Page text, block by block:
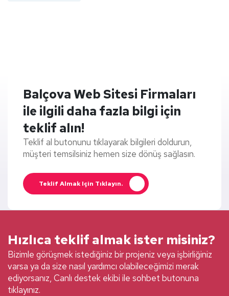
Balçova Web Sitesi Firmaları
ile ilgili daha fazla bilgi için
teklif alın!
Teklif al butonunu tıklayarak bilgileri doldurun,
müşteri temsilsiniz hemen size dönüş sağlasın.
Teklif Almak Için Tıklayın.
Hızlıca teklif almak ister misiniz?
Bizimle görüşmek istediğiniz bir projeniz veya işbirliğiniz
varsa ya da size nasıl yardımcı olabileceğimizi merak
ediyorsanız, Canlı destek ekibi ile sohbet butonuna
tıklayınız.